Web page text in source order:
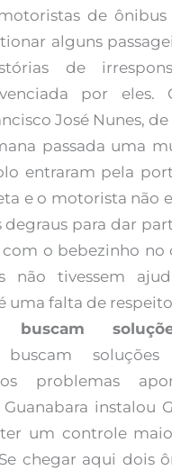
de ônibus
alguns
de
por eles.
José Nunes,
passada uma
entraram pela
e o motorista não
degraus para dar
o bebezinho no
não tivessem
uma falta de
buscam
buscam
problemas
Guanabara instalou
um controle
chegar aqui dois